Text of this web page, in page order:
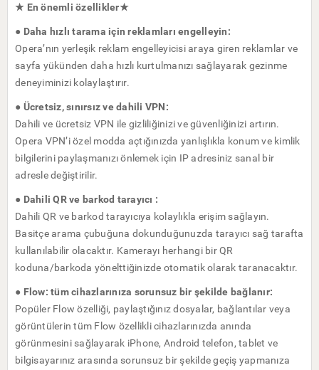
★ En önemli özellikler★
● Daha hızlı tarama için reklamları engelleyin:
Opera’nın yerleşik reklam engelleyicisi araya giren reklamlar ve
sayfa yükünden daha hızlı kurtulmanızı sağlayarak gezinme
deneyiminizi kolaylaştırır.
● Ücretsiz, sınırsız ve dahili VPN:
Dahili ve ücretsiz VPN ile gizliliğinizi ve güvenliğinizi artırın.
Opera VPN’i özel modda açtığınızda yanlışlıkla konum ve kimlik
bilgilerini paylaşmanızı önlemek için IP adresiniz sanal bir
adresle değiştirilir.
● Dahili QR ve barkod tarayıcı :
Dahili QR ve barkod tarayıcıya kolaylıkla erişim sağlayın.
Basitçe arama çubuğuna dokunduğunuzda tarayıcı sağ tarafta
kullanılabilir olacaktır. Kamerayı herhangi bir QR
koduna/barkoda yönelttiğinizde otomatik olarak taranacaktır.
● Flow: tüm cihazlarınıza sorunsuz bir şekilde bağlanır:
Popüler Flow özelliği, paylaştığınız dosyalar, bağlantılar veya
görüntülerin tüm Flow özellikli cihazlarınızda anında
görünmesini sağlayarak iPhone, Android telefon, tablet ve
bilgisayarınız arasında sorunsuz bir şekilde geçiş yapmanıza